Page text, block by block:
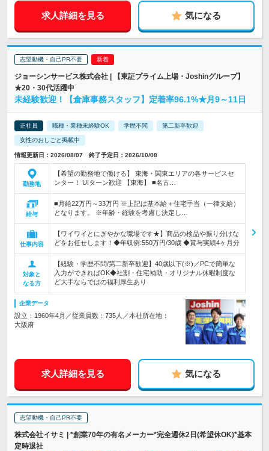
求人詳細を見る 気になる
志望動機・自己PR不要
ジョーシンサービス株式会社 | 【東証プライム上場・Joshinグループ】
★20・30代活躍中
未経験歓迎！【倉庫事務スタッフ】定着率96.1%★月9～11日
正社員 職種・業種未経験OK 学歴不問 第二新卒歓迎
女性のおしごと掲載中
情報更新日：2026/08/07 終了予定日：2026/10/08
勤務地
【希望の勤務地で働ける】 東海・関東エリアの各サービスセ
ンター！ UIターン歓迎 【東海】 ■名古…
給与
■月給22万円～33万円 ※上記は基本給＋住宅手当（一律支給）
となります。 ※年齢・経験を考慮し決定し…
仕事内容
【ワイワイとにぎやかな職場です★】商品の検品や振り分けな
どをお任せします！◆年収例:550万円/30歳 ◆賞与実績4ヶ月分
対象と
なる方
【経験・学歴不問/第二新卒歓迎】40歳以下(※)／PCで簡単な
入力ができればOK◆社割・住宅補助・オリジナル休暇制度な
ど大手ならではの福利厚生あり
企業データ
設立：1960年4月／従業員数：735人／本社所在地：
大阪府
求人詳細を見る 気になる
志望動機・自己PR不要
株式会社イサミ | *創業70年の有名メーカー*完全週休2日(希望休OK)*基本
定時退社